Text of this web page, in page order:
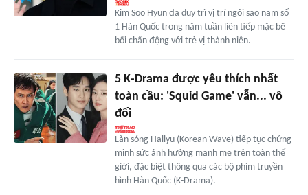
Kim Soo Hyun đã duy trì vị trí ngôi sao nam số
1 Hàn Quốc trong năm tuần liên tiếp mặc bê
bối chấn động với trẻ vị thành niên.
5 K-Drama được yêu thích nhất
toàn cầu: 'Squid Game' vẫn... vô
đối
Làn sóng Hallyu (Korean Wave) tiếp tục chứng
minh sức ảnh hưởng mạnh mẽ trên toàn thế
giới, đặc biệt thông qua các bộ phim truyền
hình Hàn Quốc (K-Drama).